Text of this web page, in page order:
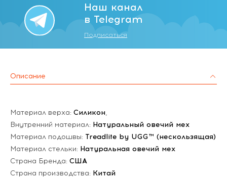
Наш канал
в Telegram
Подписаться
Описание
Материал верха: Силикон,
Внутренний материал: Натуральный овечий мех
Материал подошвы: Treadlite by UGG™ (нескользящая)
Материал стельки: Натуральная овечий мех
Страна Бренда: США
Страна производства: Китай